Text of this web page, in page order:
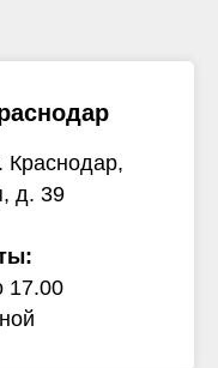
Краснодар,
д. 39
17.00